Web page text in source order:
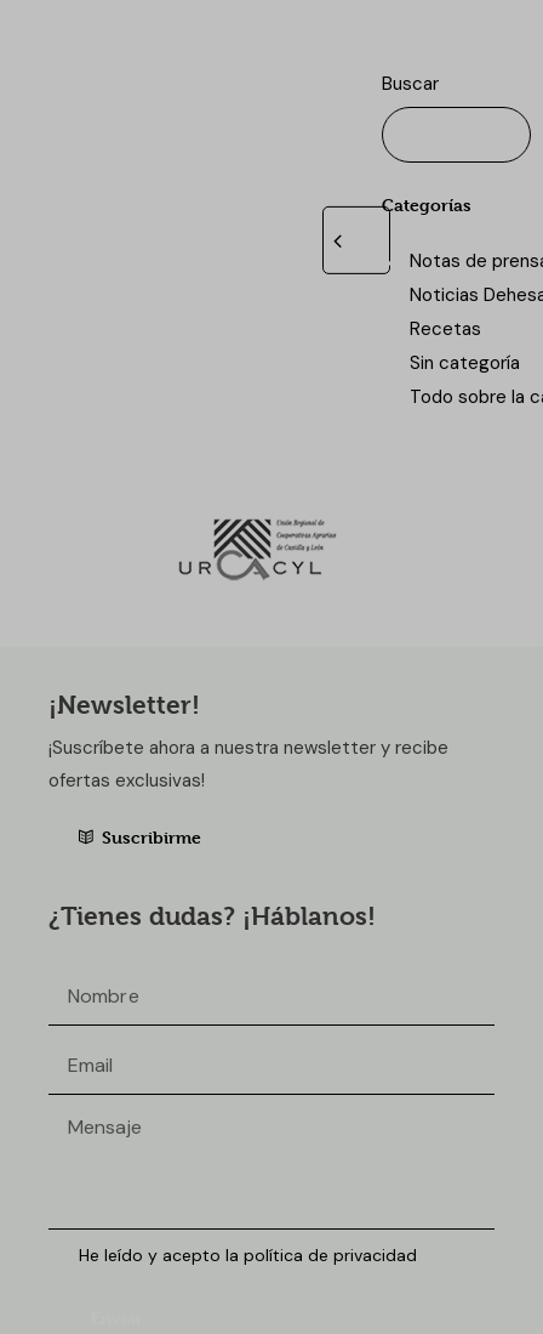
Buscar
Categorías
Notas de
Noticias
Recetas
Sin categoría
Todo sobre la
¡Newsletter!
¡Suscríbete ahora a nuestra newsletter y recibe
ofertas exclusivas!
Suscribirme
¿Tienes dudas? ¡Háblanos!
He leído y acepto la política de privacidad